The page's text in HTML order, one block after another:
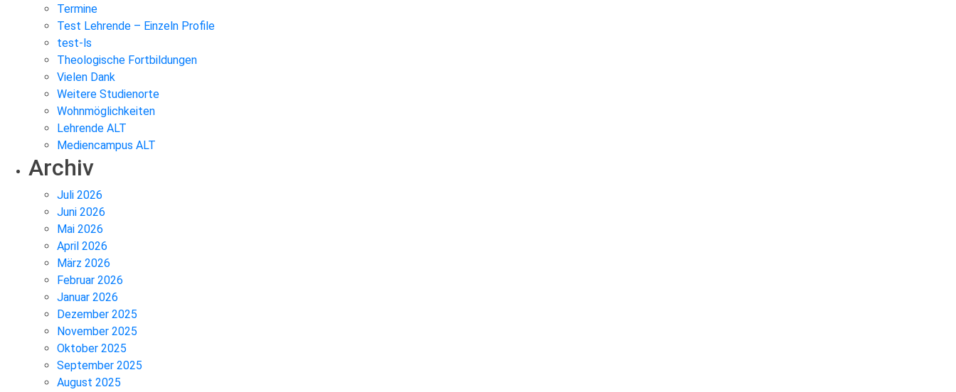
Termine
Test Lehrende – Einzeln Profile
test-ls
Theologische Fortbildungen
Vielen Dank
Weitere Studienorte
Wohnmöglichkeiten
Lehrende ALT
Mediencampus ALT
Archiv
Juli 2026
Juni 2026
Mai 2026
April 2026
März 2026
Februar 2026
Januar 2026
Dezember 2025
November 2025
Oktober 2025
September 2025
August 2025